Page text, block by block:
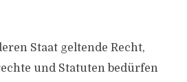
Staat geltende Recht,
und Statuten bedürfen